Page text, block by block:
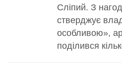
Сліпий. З
стверджує
особливою»,
поділився